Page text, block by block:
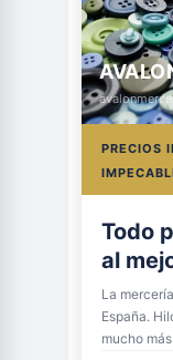
PRECIOS
Todo
al
La
España.
mucho más.